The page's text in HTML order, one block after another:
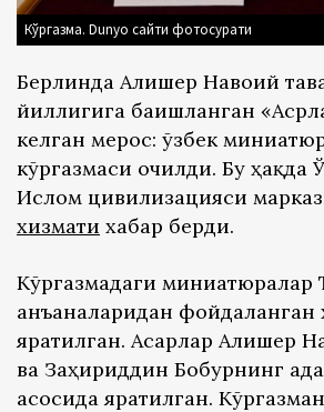
Кўргазма. Dunyo сайти фотосурати
Берлинда Алишер Навоий
йиллигига бағишланган
келган мерос: ўзбек
кўргазмаси очилди. Бу ҳақда
Ислом цивилизацияси
хизмати хабар берди.
Кўргазмадаги миниатюралар
анъаналаридан фойдаланган
яратилган. Асарлар Алишер
ва Заҳириддин Бобурнинг
асосида яратилган.